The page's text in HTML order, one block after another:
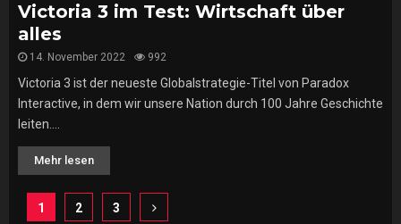
Victoria 3 im Test: Wirtschaft über
alles
14. November 2022 992
Victoria 3 ist der neueste Globalstrategie-Titel von Paradox
Interactive, in dem wir unsere Nation durch 100 Jahre Geschichte
leiten....
Mehr lesen
Seitennummerierung
1 2 3